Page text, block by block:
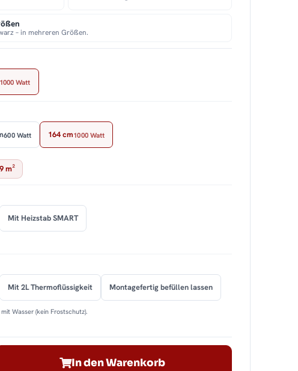
– in mehreren Größen.
1000 Watt
600 Watt 164 cm1000 Watt
m²
Mit Heizstab SMART
Mit 2L Thermoflüssigkeit Montagefertig befüllen lassen
Wasser (kein Frostschutz).
In den Warenkorb